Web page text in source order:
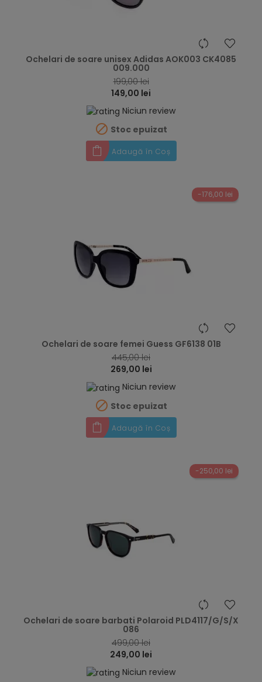
Ochelari de soare unisex Adidas AOK003 CK4085
009.000
199,00 lei
149,00 lei
Niciun review
 Stoc epuizat
Adaugă în Coș
-176,00 lei
Ochelari de soare femei Guess GF6138 01B
445,00 lei
269,00 lei
Niciun review
 Stoc epuizat
Adaugă în Coș
-250,00 lei
Ochelari de soare barbati Polaroid PLD4117/G/S/X
086
499,00 lei
249,00 lei
Niciun review